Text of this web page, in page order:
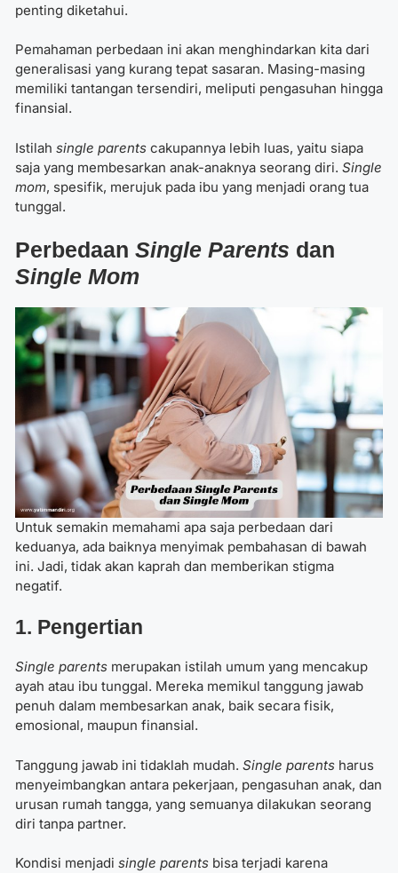
penting diketahui.
Pemahaman perbedaan ini akan menghindarkan kita dari
generalisasi yang kurang tepat sasaran. Masing-masing
memiliki tantangan tersendiri, meliputi pengasuhan hingga
finansial.
Istilah single parents cakupannya lebih luas, yaitu siapa
saja yang membesarkan anak-anaknya seorang diri. Single
mom, spesifik, merujuk pada ibu yang menjadi orang tua
tunggal.
Perbedaan Single Parents dan
Single Mom
Untuk semakin memahami apa saja perbedaan dari
keduanya, ada baiknya menyimak pembahasan di bawah
ini. Jadi, tidak akan kaprah dan memberikan stigma
negatif.
1. Pengertian
Single parents merupakan istilah umum yang mencakup
ayah atau ibu tunggal. Mereka memikul tanggung jawab
penuh dalam membesarkan anak, baik secara fisik,
emosional, maupun finansial.
Tanggung jawab ini tidaklah mudah. Single parents harus
menyeimbangkan antara pekerjaan, pengasuhan anak, dan
urusan rumah tangga, yang semuanya dilakukan seorang
diri tanpa partner.
Kondisi menjadi single parents bisa terjadi karena